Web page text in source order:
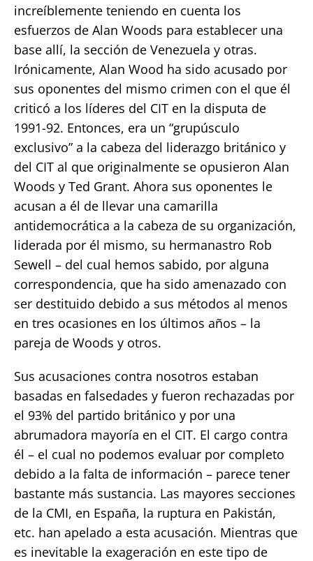
increíblemente teniendo en cuenta los
esfuerzos de Alan Woods para establecer una
base allí, la sección de Venezuela y otras.
Irónicamente, Alan Wood ha sido acusado por
sus oponentes del mismo crimen con el que él
criticó a los líderes del CIT en la disputa de
1991-92. Entonces, era un “grupúsculo
exclusivo” a la cabeza del liderazgo británico y
del CIT al que originalmente se opusieron Alan
Woods y Ted Grant. Ahora sus oponentes le
acusan a él de llevar una camarilla
antidemocrática a la cabeza de su organización,
liderada por él mismo, su hermanastro Rob
Sewell – del cual hemos sabido, por alguna
correspondencia, que ha sido amenazado con
ser destituido debido a sus métodos al menos
en tres ocasiones en los últimos años – la
pareja de Woods y otros.
Sus acusaciones contra nosotros estaban
basadas en falsedades y fueron rechazadas por
el 93% del partido británico y por una
abrumadora mayoría en el CIT. El cargo contra
él – el cual no podemos evaluar por completo
debido a la falta de información – parece tener
bastante más sustancia. Las mayores secciones
de la CMI, en España, la ruptura en Pakistán,
etc. han apelado a esta acusación. Mientras que
es inevitable la exageración en este tipo de